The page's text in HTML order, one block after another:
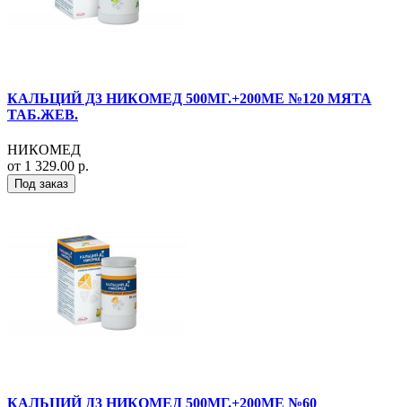
КАЛЬЦИЙ Д3 НИКОМЕД 500МГ.+200МЕ №120 МЯТА
ТАБ.ЖЕВ.
НИКОМЕД
от 1 329.00 р.
Под заказ
КАЛЬЦИЙ Д3 НИКОМЕД 500МГ.+200МЕ №60